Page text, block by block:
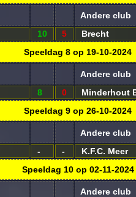
Andere club
10 5 Brecht
Speeldag 8 op 19-10-2024
Andere club
8 0 Minderhout
Speeldag 9 op 26-10-2024
Andere club
- - K.F.C. Meer
Speeldag 10op 02-11-2024
Andere club